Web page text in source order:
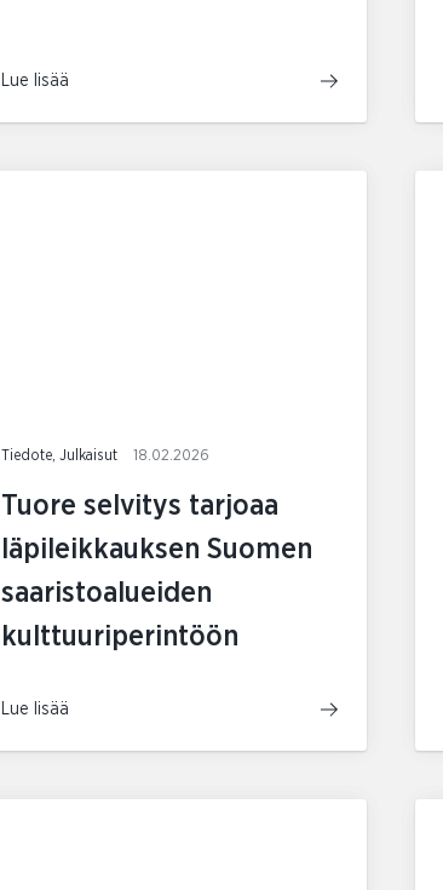
Lue lisää
Tiedote, Julkaisut 18.02.2026
Tuore selvitys tarjoaa
läpileikkauksen Suomen
saaristoalueiden
kulttuuriperintöön
Lue lisää